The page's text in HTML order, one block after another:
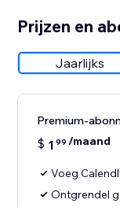
Prijzen en
Jaarlijks
Premium-
$ 1 99 /maand
Voeg
Ontgrendel